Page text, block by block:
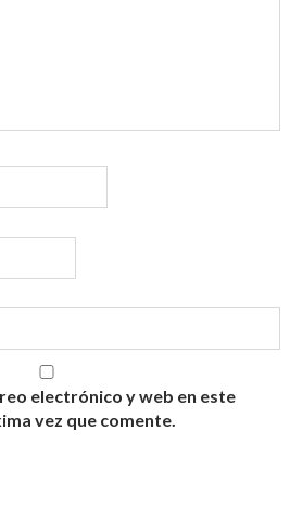
electrónico y web en este
vez que comente.